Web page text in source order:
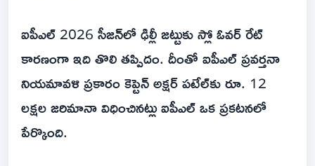
ఐపీఎల్ 2026 సీజన్‌లో ఢిల్లీ జట్టుకు స్లో ఓవర్ రేట్
కారణంగా ఇది తొలి తప్పిదం. దీంతో ఐపీఎల్ ప్రవర్తనా
నియమావళి ప్రకారం కెప్టెన్ అక్షర్ పటేల్‌కు రూ. 12
లక్షల జరిమానా విధించినట్లు ఐపీఎల్ ఒక ప్రకటనలో
పేర్కొంది.